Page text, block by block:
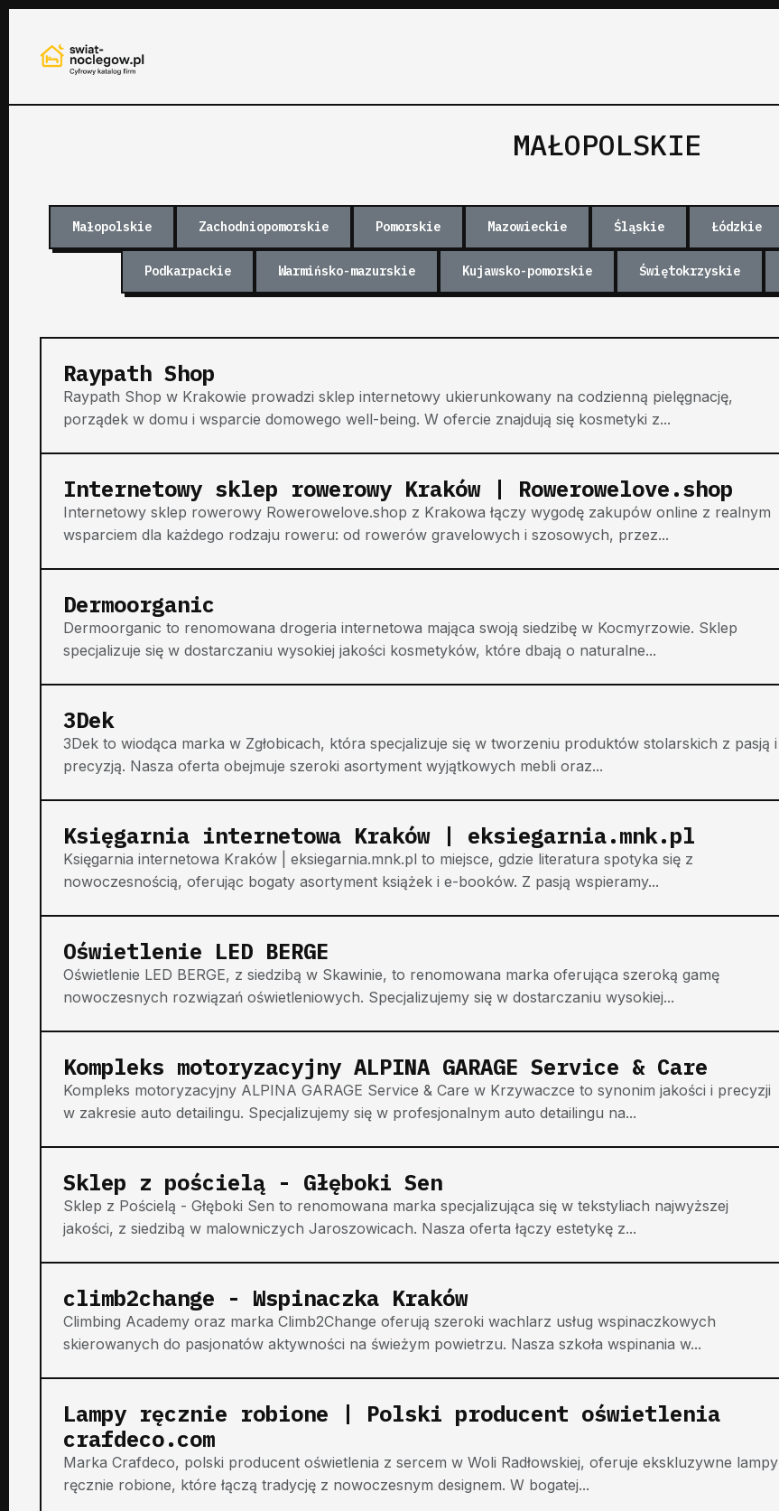
MAŁOPOLSKIE
Małopolskie Zachodniopomorskie Pomorskie Mazowieckie Śląskie Łódzkie
Podkarpackie Warmińsko-mazurskie Kujawsko-pomorskie Świętokrzyskie
Raypath Shop
Raypath Shop w Krakowie prowadzi sklep internetowy ukierunkowany na codzienną pielęgnację,
porządek w domu i wsparcie domowego well-being. W ofercie znajdują się kosmetyki z...
Internetowy sklep rowerowy Kraków | Rowerowelove.shop
Internetowy sklep rowerowy Rowerowelove.shop z Krakowa łączy wygodę zakupów online z realnym
wsparciem dla każdego rodzaju roweru: od rowerów gravelowych i szosowych, przez...
Dermoorganic
Dermoorganic to renomowana drogeria internetowa mająca swoją siedzibę w Kocmyrzowie. Sklep
specjalizuje się w dostarczaniu wysokiej jakości kosmetyków, które dbają o naturalne...
3Dek
3Dek to wiodąca marka w Zgłobicach, która specjalizuje się w tworzeniu produktów stolarskich z pasją i
precyzją. Nasza oferta obejmuje szeroki asortyment wyjątkowych mebli oraz...
Księgarnia internetowa Kraków | eksiegarnia.mnk.pl
Księgarnia internetowa Kraków | eksiegarnia.mnk.pl to miejsce, gdzie literatura spotyka się z
nowoczesnością, oferując bogaty asortyment książek i e-booków. Z pasją wspieramy...
Oświetlenie LED BERGE
Oświetlenie LED BERGE, z siedzibą w Skawinie, to renomowana marka oferująca szeroką gamę
nowoczesnych rozwiązań oświetleniowych. Specjalizujemy się w dostarczaniu wysokiej...
Kompleks motoryzacyjny ALPINA GARAGE Service & Care
Kompleks motoryzacyjny ALPINA GARAGE Service & Care w Krzywaczce to synonim jakości i precyzji
w zakresie auto detailingu. Specjalizujemy się w profesjonalnym auto detailingu na...
Sklep z pościelą - Głęboki Sen
Sklep z Pościelą - Głęboki Sen to renomowana marka specjalizująca się w tekstyliach najwyższej
jakości, z siedzibą w malowniczych Jaroszowicach. Nasza oferta łączy estetykę z...
climb2change - Wspinaczka Kraków
Climbing Academy oraz marka Climb2Change oferują szeroki wachlarz usług wspinaczkowych
skierowanych do pasjonatów aktywności na świeżym powietrzu. Nasza szkoła wspinania w...
Lampy ręcznie robione | Polski producent oświetlenia
crafdeco.com
Marka Crafdeco, polski producent oświetlenia z sercem w Woli Radłowskiej, oferuje ekskluzywne lampy
ręcznie robione, które łączą tradycję z nowoczesnym designem. W bogatej...